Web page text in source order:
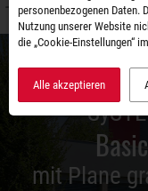
mit Plane
personenbezogenen Daten.
Nutzung unserer Website
die „Cookie-Einstellungen“
Alle akzeptieren